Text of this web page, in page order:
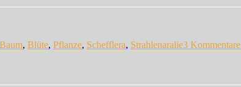
Baum, Blüte, Pflanze, Schefflera, Strahlenaralie3 Kommentare